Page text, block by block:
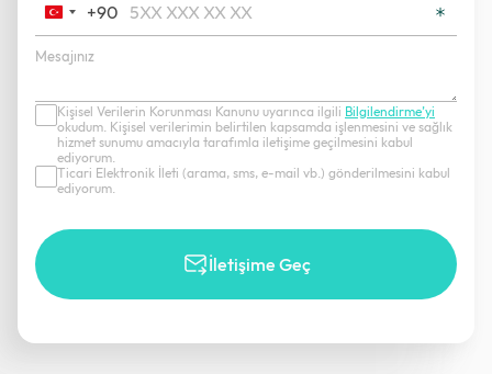
Turkey
+90
+90
Kişisel Verilerin Korunması Kanunu uyarınca ilgili Bilgilendirme’yi
okudum. Kişisel verilerimin belirtilen kapsamda işlenmesini ve sağlık
hizmet sunumu amacıyla tarafımla iletişime geçilmesini kabul
ediyorum.
Ticari Elektronik İleti (arama, sms, e-mail vb.) gönderilmesini kabul
ediyorum.
İletişime Geç